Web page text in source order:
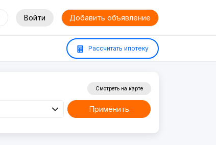
Войти Добавить объявление
Рассчитать ипотеку
Смотреть на карте
Применить